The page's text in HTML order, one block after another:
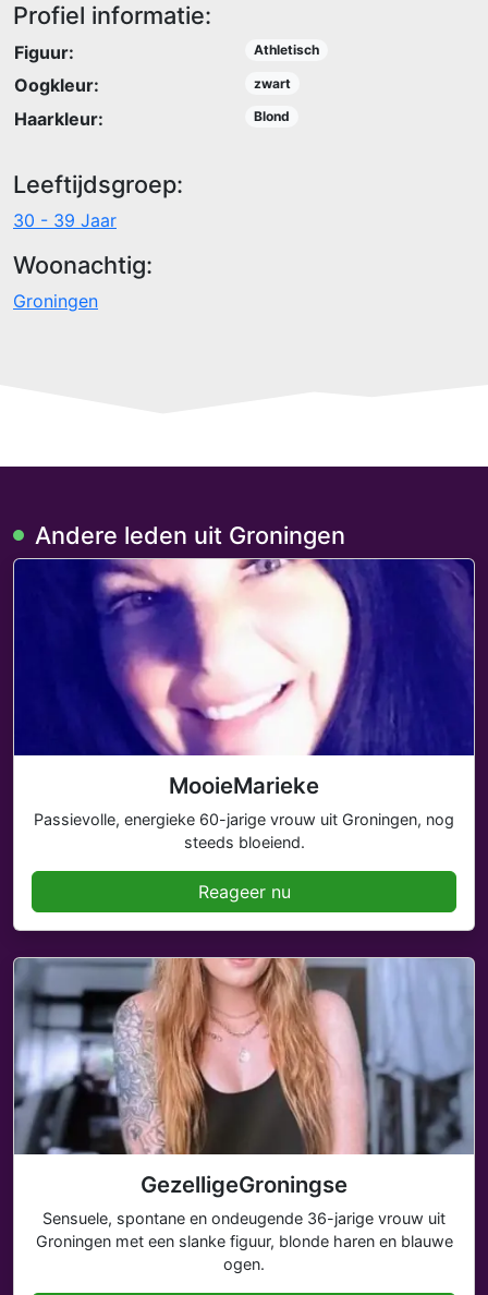
Profiel informatie:
Figuur: Athletisch
Oogkleur: zwart
Haarkleur: Blond
Leeftijdsgroep:
30 - 39 Jaar
Woonachtig:
Groningen
Andere leden uit Groningen
MooieMarieke
Passievolle, energieke 60-jarige vrouw uit Groningen, nog
steeds bloeiend.
Reageer nu
GezelligeGroningse
Sensuele, spontane en ondeugende 36-jarige vrouw uit
Groningen met een slanke figuur, blonde haren en blauwe
ogen.